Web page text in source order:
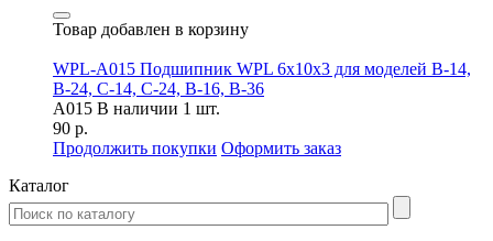
Товар добавлен в корзину
WPL-A015 Подшипник WPL 6x10x3 для моделей B-14,
B-24, C-14, C-24, B-16, B-36
A015 В наличии 1 шт.
90 р.
Продолжить покупки Оформить заказ
Каталог